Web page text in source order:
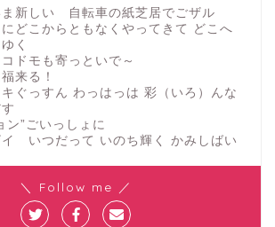
新しい 自転車の紙芝居でごザル
どこからともなくやってきて どこへ
く
ドモも寄っといで～
来る！
ぐっすん わっはっは 彩（いろ）んな
ン”ごいっしょに
イ いつだって いのち輝く かみしばい
＼ Follow me ／